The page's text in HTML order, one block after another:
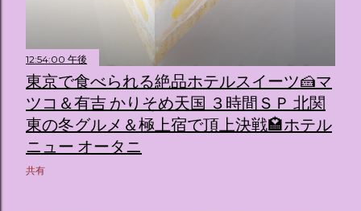
12:54:00 午後
東京で食べられる絶品ホテルスイーツ🍰マ
ツコ＆有吉 かりそめ天国 ３時間ＳＰ 北関
東の冬グルメ＆極上宿で頂上決戦🏩ホテル
ニュー オータニ
共有